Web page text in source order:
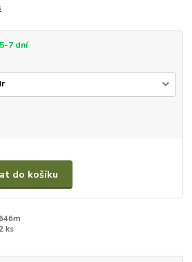
7 dní
do košíku
2 ks